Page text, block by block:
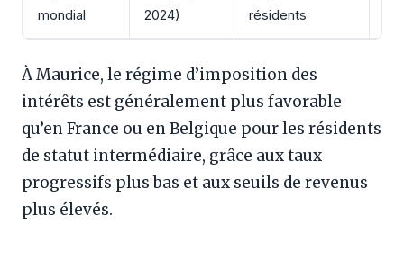
mondial
2024)
résidents
À Maurice, le régime d’imposition des
intérêts est généralement plus favorable
qu’en France ou en Belgique pour les résidents
de statut intermédiaire, grâce aux taux
progressifs plus bas et aux seuils de revenus
plus élevés.